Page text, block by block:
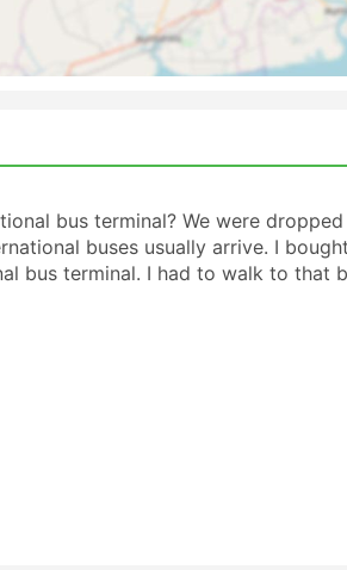
bus terminal? We were
buses usually arrive. I
bus terminal. I had to walk to that